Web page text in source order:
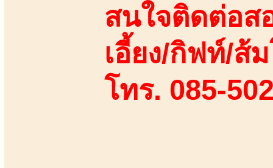
สนใจติดต่อส
เอี้ยง/กิฟท์/ส้
โทร. 085-